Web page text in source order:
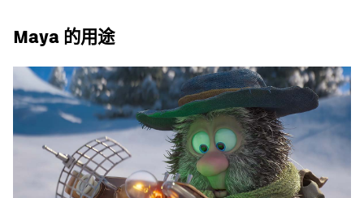
Maya 的用途